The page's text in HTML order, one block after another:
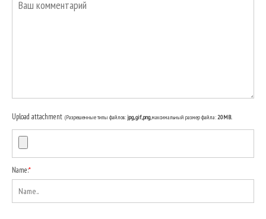
Upload attachment (Разрешенные типы файлов:jpg, gif, png, максимальный размер файла:20MB.
Name:*